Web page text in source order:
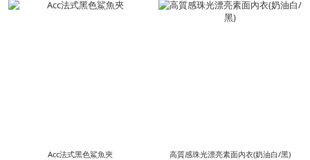
Acc法式黑色鯊魚夾 高質感珠光漂亮素面內衣(奶油白/黑)